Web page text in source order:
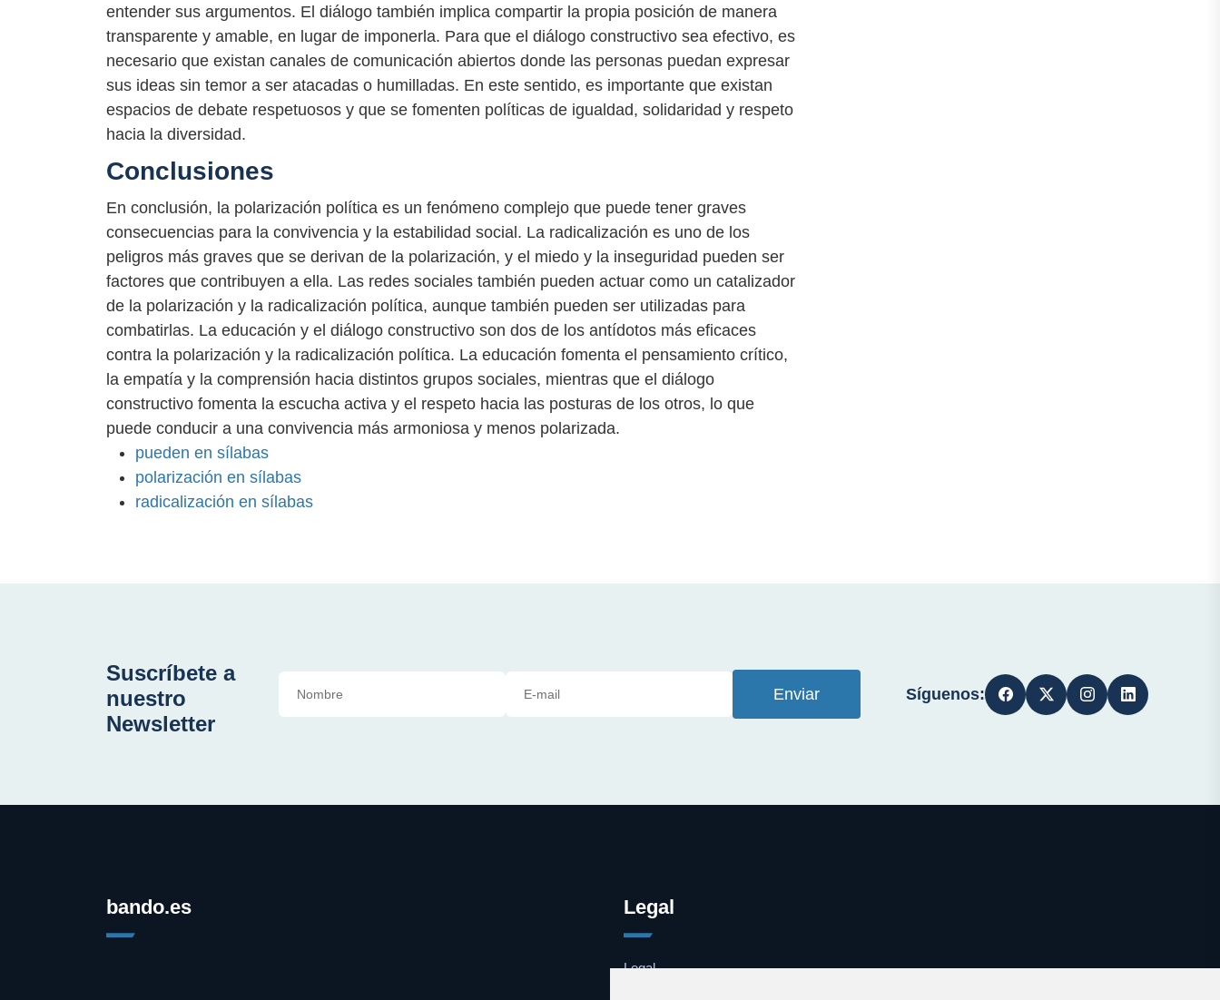
entender sus argumentos. El diálogo también implica compartir la propia posición de manera
transparente y amable, en lugar de imponerla. Para que el diálogo constructivo sea efectivo, es
necesario que existan canales de comunicación abiertos donde las personas puedan expresar
sus ideas sin temor a ser atacadas o humilladas. En este sentido, es importante que existan
espacios de debate respetuosos y que se fomenten políticas de igualdad, solidaridad y respeto
hacia la diversidad.
Conclusiones
En conclusión, la polarización política es un fenómeno complejo que puede tener graves
consecuencias para la convivencia y la estabilidad social. La radicalización es uno de los
peligros más graves que se derivan de la polarización, y el miedo y la inseguridad pueden ser
factores que contribuyen a ella. Las redes sociales también pueden actuar como un catalizador
de la polarización y la radicalización política, aunque también pueden ser utilizadas para
combatirlas. La educación y el diálogo constructivo son dos de los antídotos más eficaces
contra la polarización y la radicalización política. La educación fomenta el pensamiento crítico,
la empatía y la comprensión hacia distintos grupos sociales, mientras que el diálogo
constructivo fomenta la escucha activa y el respeto hacia las posturas de los otros, lo que
puede conducir a una convivencia más armoniosa y menos polarizada.
pueden en sílabas
polarización en sílabas
radicalización en sílabas
Suscríbete a
nuestro
Newsletter
Enviar Síguenos:
bando.es Legal
Legal